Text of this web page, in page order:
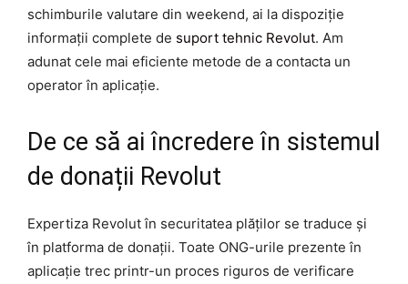
schimburile valutare din weekend, ai la dispoziție
informații complete de suport tehnic Revolut. Am
adunat cele mai eficiente metode de a contacta un
operator în aplicație.
De ce să ai încredere în sistemul
de donații Revolut
Expertiza Revolut în securitatea plăților se traduce și
în platforma de donații. Toate ONG-urile prezente în
aplicație trec printr-un proces riguros de verificare